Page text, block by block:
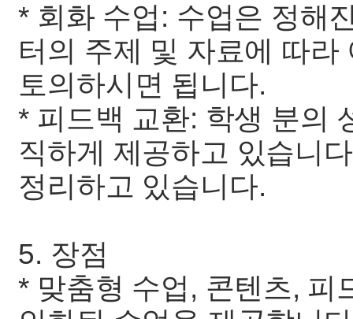
* 회화 수업: 수업은 정해
터의 주제 및 자료에 따
토의하시면 됩니다.
* 피드백 교환: 학생 분의
직하게 제공하고 있습니
정리하고 있습니다.
5. 장점
* 맞춤형 수업, 콘텐츠, 피